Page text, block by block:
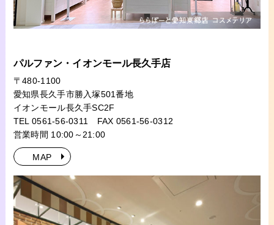
パルファン・イオンモール長久手店
〒480-1100
愛知県長久手市勝入塚501番地
イオンモール長久手SC2F
TEL 0561-56-0311
FAX 0561-56-0312
営業時間 10:00～21:00
MAP